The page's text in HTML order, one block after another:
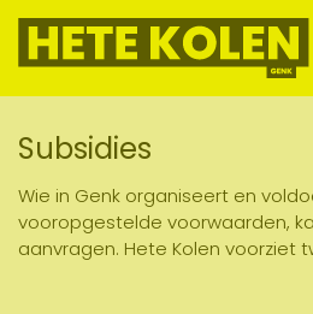
Subsidies
Wie in Genk organiseert en
vooropgestelde voorwaarden,
aanvragen. Hete Kolen voorziet